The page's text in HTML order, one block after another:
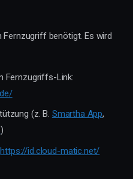
benötigt. Es wird
Fernzugriffs-Link:
(z. B. Smartha App,
)
https://id.cloud-matic.net/